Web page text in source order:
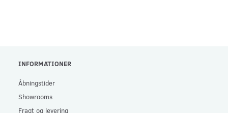
INFORMATIONER
Åbningstider
Showrooms
Fragt og levering